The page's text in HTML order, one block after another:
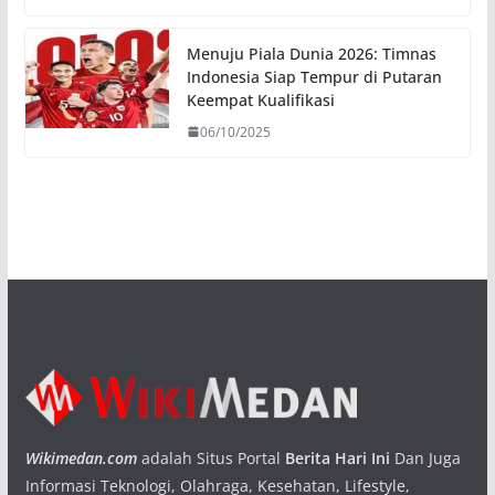
Menuju Piala Dunia 2026: Timnas
Indonesia Siap Tempur di Putaran
Keempat Kualifikasi
06/10/2025
Wikimedan.comadalah Situs Portal Berita Hari Ini Dan Juga
Informasi Teknologi, Olahraga, Kesehatan, Lifestyle,